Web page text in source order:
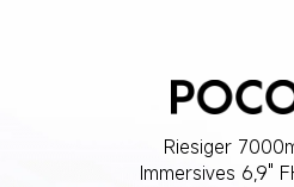
Riesiger
Immersives 6,9"